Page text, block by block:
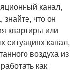
канал,
знайте, что он
квартиры или
ситуациях канал,
воздуха из
как